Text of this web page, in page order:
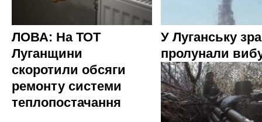
ЛОВА: На ТОТ
Луганщини
скоротили обсяги
ремонту системи
теплопостачання
У Луганську
пролунали